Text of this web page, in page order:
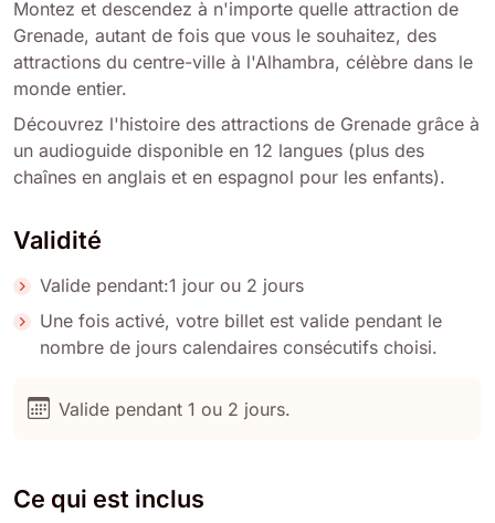
Montez et descendez à n'importe quelle attraction de
Grenade, autant de fois que vous le souhaitez, des
attractions du centre-ville à l'Alhambra, célèbre dans le
monde entier.
Découvrez l'histoire des attractions de Grenade grâce à
un audioguide disponible en 12 langues (plus des
chaînes en anglais et en espagnol pour les enfants).
Validité
Valide pendant:1 jour ou 2 jours
Une fois activé, votre billet est valide pendant le
nombre de jours calendaires consécutifs choisi.
Valide pendant 1 ou 2 jours.
Ce qui est inclus